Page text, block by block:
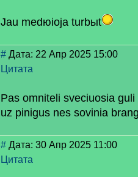
Jau medюioja turbыt
# Дата: 22 Апр 2025 15:00
Цитата
Pas omniteli sveciuosia
uz pinigus nes sovinia
# Дата: 30 Апр 2025 11:00
Цитата